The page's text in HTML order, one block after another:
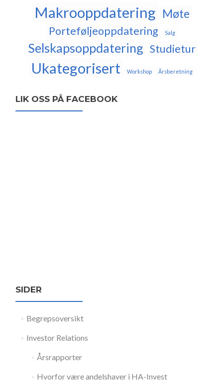
Makrooppdatering Møte
Porteføljeoppdatering Salg
Selskapsoppdatering Studietur
Ukategorisert Workshop Årsberetning
LIK OSS PÅ FACEBOOK
SIDER
Begrepsoversikt
Investor Relations
Årsrapporter
Hvorfor være andelshaver i HA-Invest